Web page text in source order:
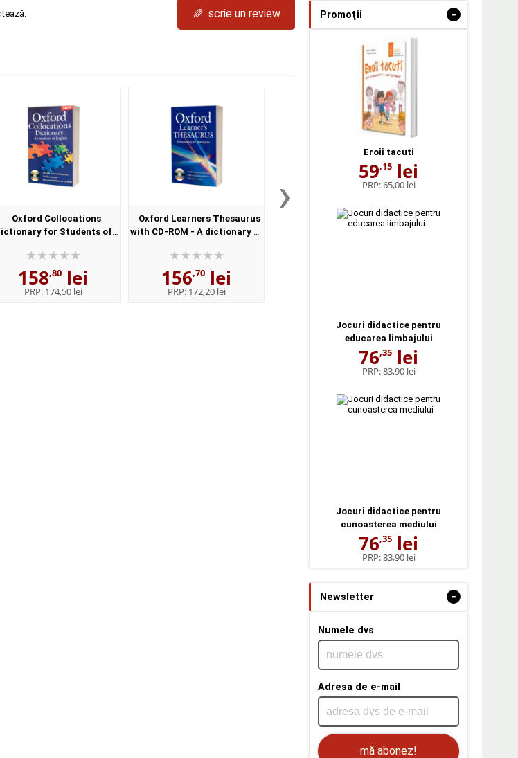
✎ scrie un review
Oxford Collocations
for Students of
of English - Format,
Paperback
158,80 lei
PRP: 174,50 lei
Oxford Learners Thesaurus
with CD-ROM - A dictionary of
Paperback
156,70 lei
PRP: 172,20 lei
Oxford Practice Grammar
Oxford Phrasal
›
Promoţii -
Eroii tacuti
59,15 lei
PRP:65,00 lei
Jocuri didactice pentru
educarea limbajului
76,35 lei
PRP:83,90 lei
Jocuri didactice pentru
cunoasterea mediului
76,35 lei
PRP:83,90 lei
Newsletter -
Numele dvs
Adresa de e-mail
mă abonez!